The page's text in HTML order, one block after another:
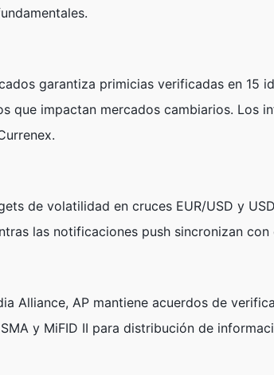
garantiza primicias verificadas en 15
que impactan mercados cambiarios. Los
de volatilidad en cruces EUR/USD y
las notificaciones push sincronizan
Alliance, AP mantiene acuerdos de
y MiFID II para distribución de